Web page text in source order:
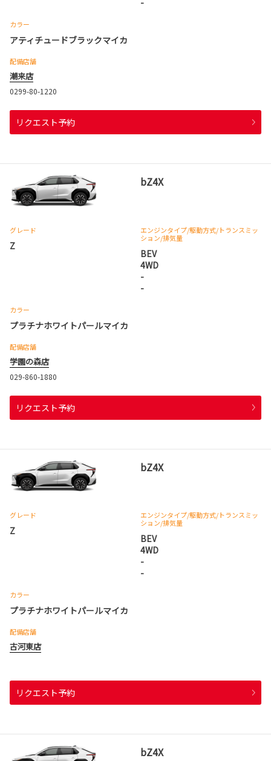
-
カラー
アティチュードブラックマイカ
配備店舗
潮来店
0299-80-1220
リクエスト予約
bZ4X
グレード
Z
エンジンタイプ/駆動方式/トランスミッ
ション/排気量
BEV
4WD
-
-
カラー
プラチナホワイトパールマイカ
配備店舗
学園の森店
029-860-1880
リクエスト予約
bZ4X
グレード
Z
エンジンタイプ/駆動方式/トランスミッ
ション/排気量
BEV
4WD
-
-
カラー
プラチナホワイトパールマイカ
配備店舗
古河東店
リクエスト予約
bZ4X